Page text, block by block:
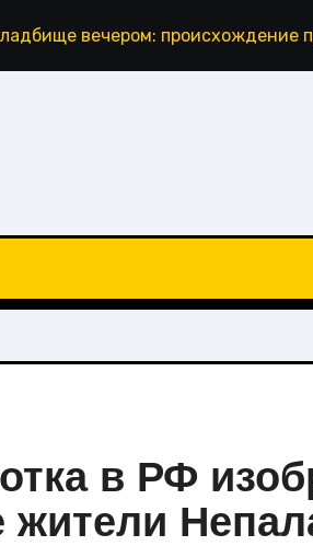
вечером: происхождение
в РФ